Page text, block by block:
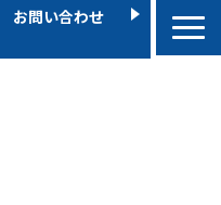
お問い合わせ